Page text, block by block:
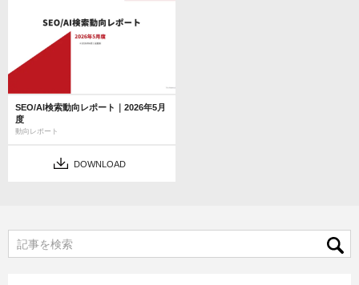
SEO/AI検索動向レポート｜2026年5月
度
動向レポート
DOWNLOAD